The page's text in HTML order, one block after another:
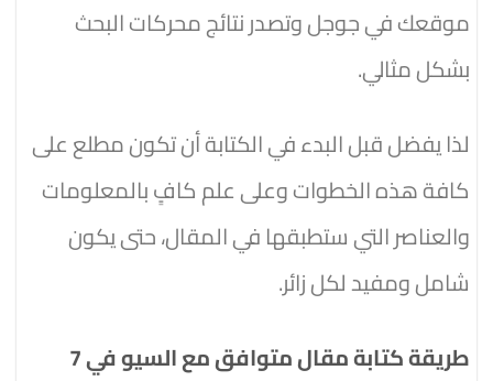
موقعك في جوجل وتصدر نتائج محركات البحث
بشكل مثالي.
لذا يفضل قبل البدء في الكتابة أن تكون مطلع على
كافة هذه الخطوات وعلى علم كافٍِ بالمعلومات
والعناصر التي ستطبقها في المقال، حتى يكون
شامل ومفيد لكل زائر.
طريقة كتابة مقال متوافق مع السيو في 7